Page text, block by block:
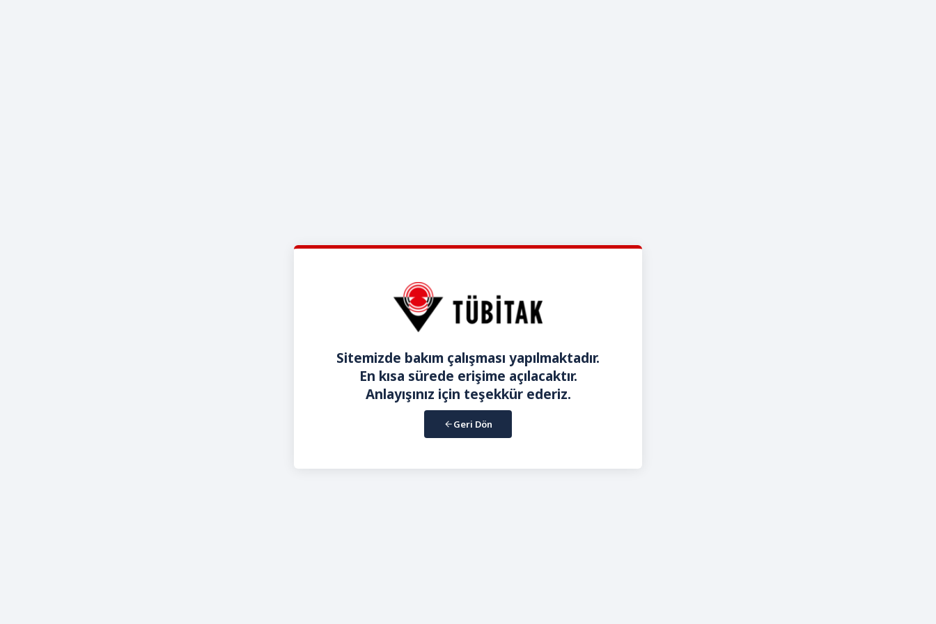
Sitemizde bakım çalışması yapılmaktadır.
En kısa sürede erişime açılacaktır.
Anlayışınız için teşekkür ederiz.
Geri Dön